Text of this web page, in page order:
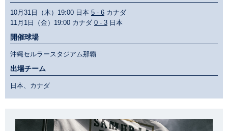
10月31日（木）19:00 日本 5 - 6 カナダ
11月1日（金）19:00 カナダ 0 - 3 日本
開催球場
沖縄セルラースタジアム那覇
出場チーム
日本、カナダ